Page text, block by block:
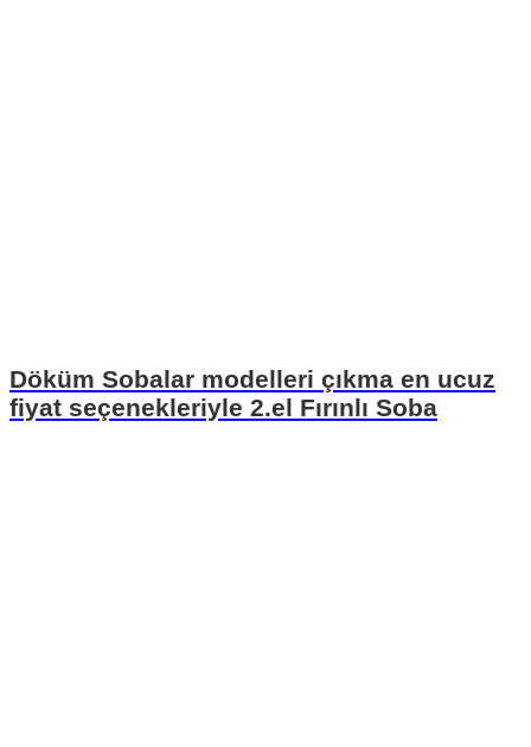
Döküm Sobalar modelleri çıkma en ucuz
fiyat seçenekleriyle 2.el Fırınlı Soba